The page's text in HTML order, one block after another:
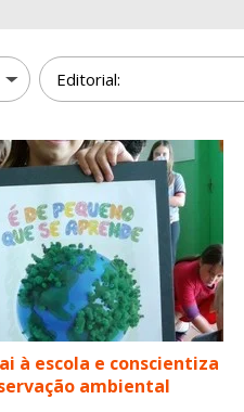
à escola e conscientiza
ambiental